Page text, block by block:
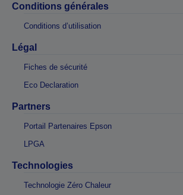
Conditions générales
Conditions d’utilisation
Légal
Fiches de sécurité
Eco Declaration
Partners
Portail Partenaires Epson
LPGA
Technologies
Technologie Zéro Chaleur